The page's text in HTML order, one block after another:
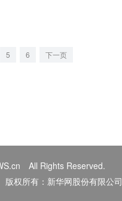
5 6 下一页
All Rights Reserved.
权所有：新华网股份有限公司